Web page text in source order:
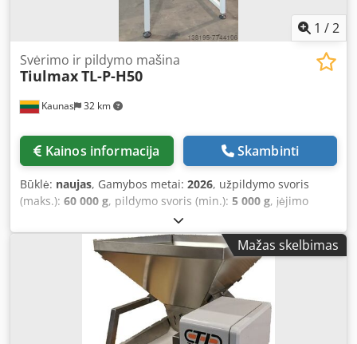
1 /2
Kaunas 32 km
Svėrimo ir pildymo mašina
TiulmaxTL-P-H50
Kainos informacija Skambinti
Būklė: naujas, Gamybos metai: 2026, užpildymo svoris
(maks.): 60 000 g, pildymo svoris (min.): 5 000 g, įėjimo
, PUDAS-50 – pusiau automatinė maišų
pakavimo linija, skirta greitam ir efektyviam atvirų maišų
užpildymui. Tinka darbui su įvairaus dydžio ir svorio
plastikiniais maišais. Skirta medienos granulėms, birioms
medžiagoms, trąšoms, grūdams, sėkloms ir kitiems
produktams pakuoti. Dozavimo ribos: 5–60 kg Našumas: iki
5 t/val. Dcjdoipmxmjpfx Af Eek Įrengta sandarinimo stotele
Pagaminta Lietuvoje, CE sertifikatas Yra sandėlyje.
Mažas skelbimas